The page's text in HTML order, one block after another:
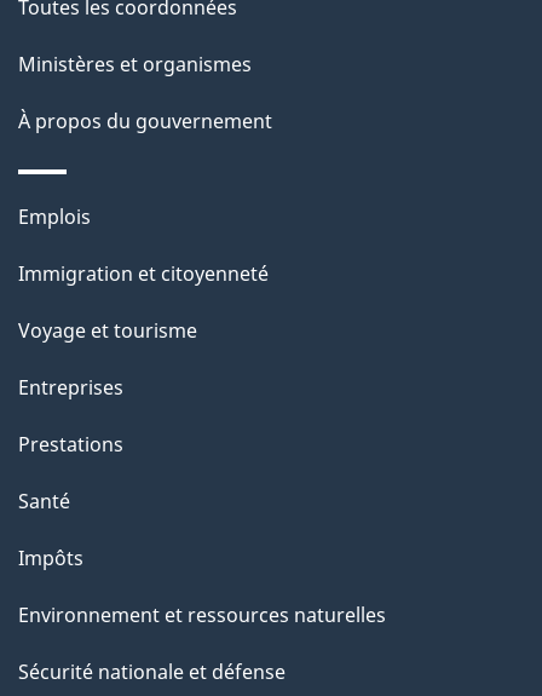
l
s
d
e
l
a
p
a
g
e
de
ce
site
Toutes les coordonnées
Ministères et organismes
À propos du gouvernement
Thèmes
sujets
Emplois
Immigration et citoyenneté
Voyage et tourisme
Entreprises
Prestations
Santé
Impôts
Environnement et ressources naturelles
Sécurité nationale et défense